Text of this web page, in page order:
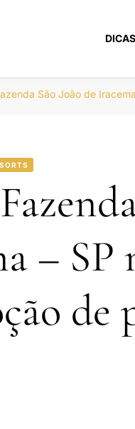
DICAS
São João de
– SP
de